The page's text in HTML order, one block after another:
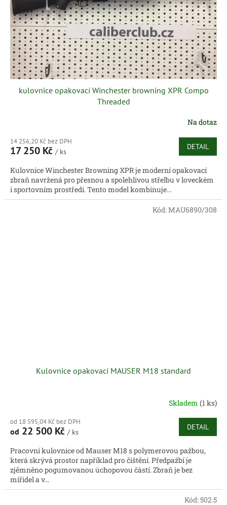
kulovnice opakovací Winchester browning XPR Compo
Threaded
Na dotaz
14 256,20 Kč bez DPH
17 250 Kč / ks
DETAIL
Kulovnice Winchester Browning XPR je moderní opakovací
zbraň navržená pro přesnou a spolehlivou střelbu v loveckém
i sportovním prostředí. Tento model kombinuje...
Kulovnice opakovací MAUSER M18 standard
Skladem (1 ks)
od 18 595,04 Kč bez DPH
od 22 500 Kč / ks
DETAIL
Pracovní kulovnice od Mauser M18 s polymerovou pažbou,
která skrývá prostor například pro čištění. Předpažbí je
zjěmněno pogumovanou úchopovou částí. Zbraň je bez
mířidel a v...
Kód:MAU6890/308
Kód:502.5